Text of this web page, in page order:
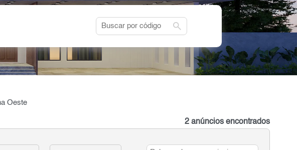
search
Oeste
2 anúncios encontrados